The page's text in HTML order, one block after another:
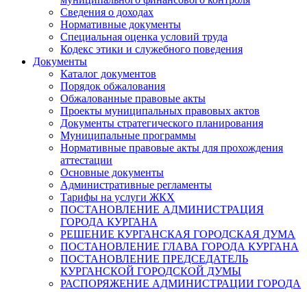
Сведения о доходах
Нормативные документы
Специальная оценка условий труда
Кодекс этики и служебного поведения
Документы
Каталог документов
Порядок обжалования
Обжалованные правовые акты
Проекты муниципальных правовых актов
Документы стратегического планирования
Муниципальные программы
Нормативные правовые акты для прохождения
аттестации
Основные документы
Административные регламенты
Тарифы на услуги ЖКХ
ПОСТАНОВЛЕНИЕ АДМИНИСТРАЦИЯ
ГОРОДА КУРГАНА
РЕШЕНИЕ КУРГАНСКАЯ ГОРОДСКАЯ ДУМА
ПОСТАНОВЛЕНИЕ ГЛАВА ГОРОДА КУРГАНА
ПОСТАНОВЛЕНИЕ ПРЕДСЕДАТЕЛЬ
КУРГАНСКОЙ ГОРОДСКОЙ ДУМЫ
РАСПОРЯЖЕНИЕ АДМИНИСТРАЦИИ ГОРОДА